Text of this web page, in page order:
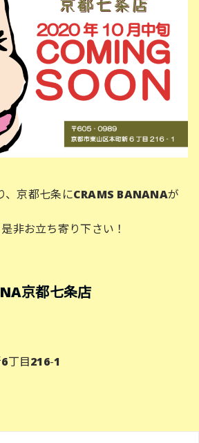
、京都七条にCRAMS BANANAが
非お立ち寄り下さい！
京都七条店
丁目216‐1